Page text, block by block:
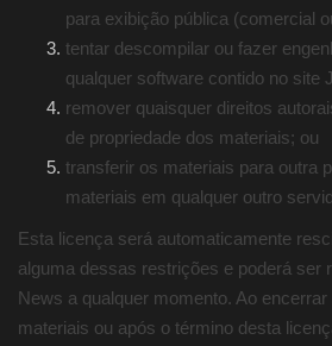
Galeria
Saúde
para exibição pública (comercial
tentar descompilar ou fazer
qualquer software contido no site
remover quaisquer direitos
de propriedade dos materiais; ou
transferir os materiais para outra
materiais em qualquer outro
Esta licença será automaticamente
alguma dessas restrições e poderá ser
News a qualquer momento. Ao
materiais ou após o término desta